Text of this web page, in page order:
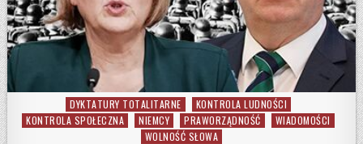
Posted in
DYKTATURY TOTALITARNE
KONTROLA LUDNOŚCI
KONTROLA SPOŁECZNA
NIEMCY PRAWORZĄDNOŚĆ
WIADOMOŚCI
WOLNOŚĆ SŁOWA